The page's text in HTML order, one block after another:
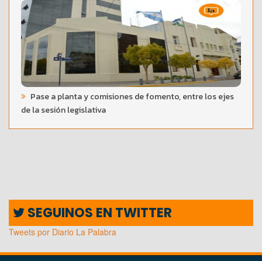
Pase a planta y comisiones de fomento, entre los ejes
de la sesión legislativa
SEGUINOS EN TWITTER
Tweets por Diario La Palabra